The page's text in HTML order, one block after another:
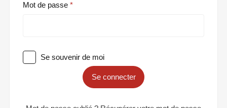
Mot de passe
Se souvenir de moi
Se connecter